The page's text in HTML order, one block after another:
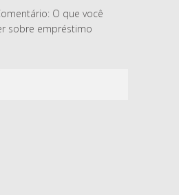
O que você
sobre empréstimo